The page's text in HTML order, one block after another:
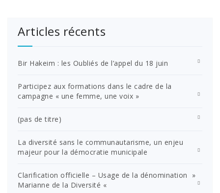
Articles récents
Bir Hakeim : les Oubliés de l’appel du 18 juin
Participez aux formations dans le cadre de la
campagne « une femme, une voix »
(pas de titre)
La diversité sans le communautarisme, un enjeu
majeur pour la démocratie municipale
Clarification officielle – Usage de la dénomination »
Marianne de la Diversité «